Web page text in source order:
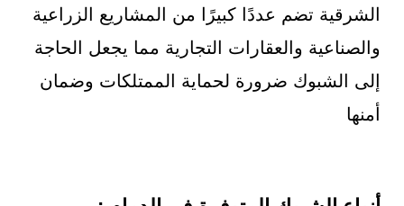
الشرقية تضم عددًا كبيرًا من المشاريع الزراعية
والصناعية والعقارات التجارية مما يجعل الحاجة
إلى الشبوك ضرورة لحماية الممتلكات وضمان
أمنها